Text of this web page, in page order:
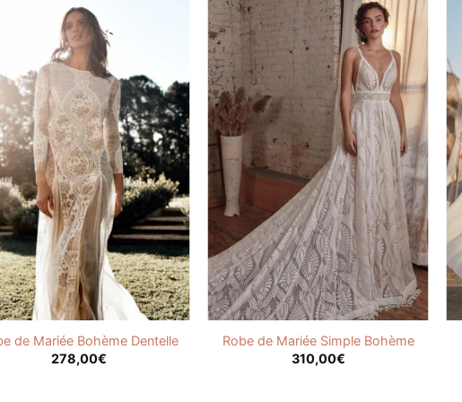
de Mariée Bohème Dentelle
278,00€
Robe de Mariée Simple Bohème
310,00€